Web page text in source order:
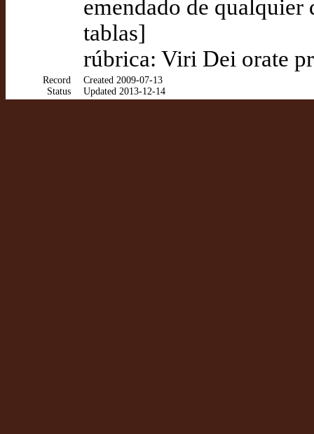
emendado de
tablas]
rúbrica: Viri Dei orate
Record
Status
Created 2009-07-13
Updated 2013-12-14